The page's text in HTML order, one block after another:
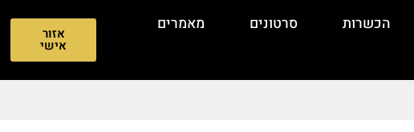
הכשרות סרטונים
מאמרים
אזור
אישי